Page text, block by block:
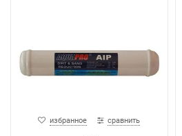
избранное сравнить